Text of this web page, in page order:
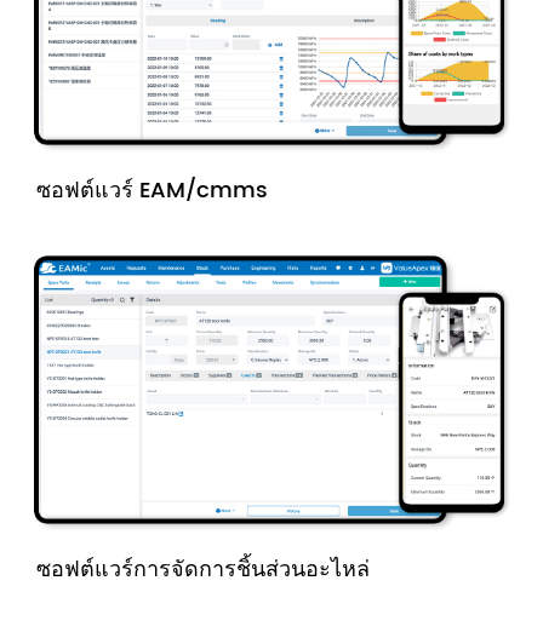
ซอฟต์แวร์ EAM/cmms
ซอฟต์แวร์การจัดการชิ้นส่วนอะไหล่